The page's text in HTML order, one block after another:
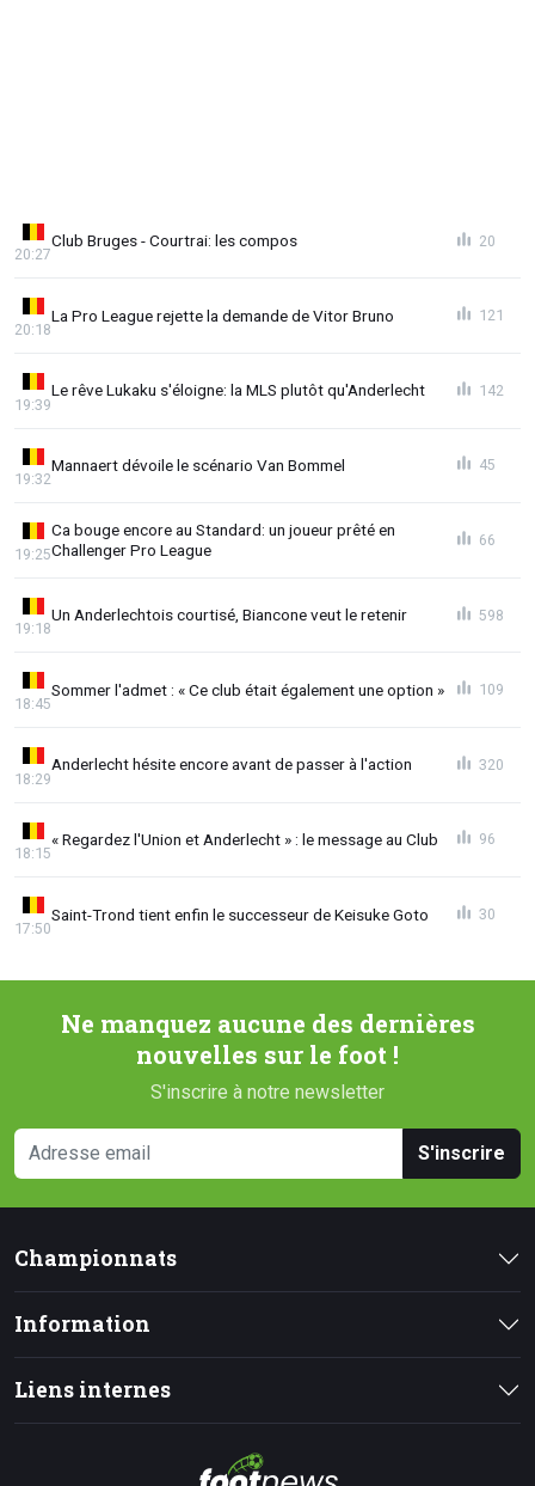
Club Bruges - Courtrai: les compos
20:27
20
La Pro League rejette la demande de Vitor Bruno
20:18
121
Le rêve Lukaku s'éloigne: la MLS plutôt qu'Anderlecht
19:39
142
Mannaert dévoile le scénario Van Bommel
19:32
45
Ca bouge encore au Standard: un joueur prêté en
Challenger Pro League
19:25
66
Un Anderlechtois courtisé, Biancone veut le retenir
19:18
598
Sommer l'admet : « Ce club était également une option »
18:45
109
Anderlecht hésite encore avant de passer à l'action
18:29
320
« Regardez l'Union et Anderlecht » : le message au Club
18:15
96
Saint-Trond tient enfin le successeur de Keisuke Goto
17:50
30
Ne manquez aucune des dernières
nouvelles sur le foot !
S'inscrire à notre newsletter
S'inscrire
Championnats
Information
Liens internes